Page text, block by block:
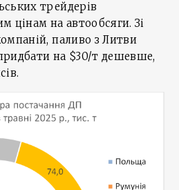
трейдерів
цінам на автообсяги. Зі
паливо з Литви
на $30/т дешевше,